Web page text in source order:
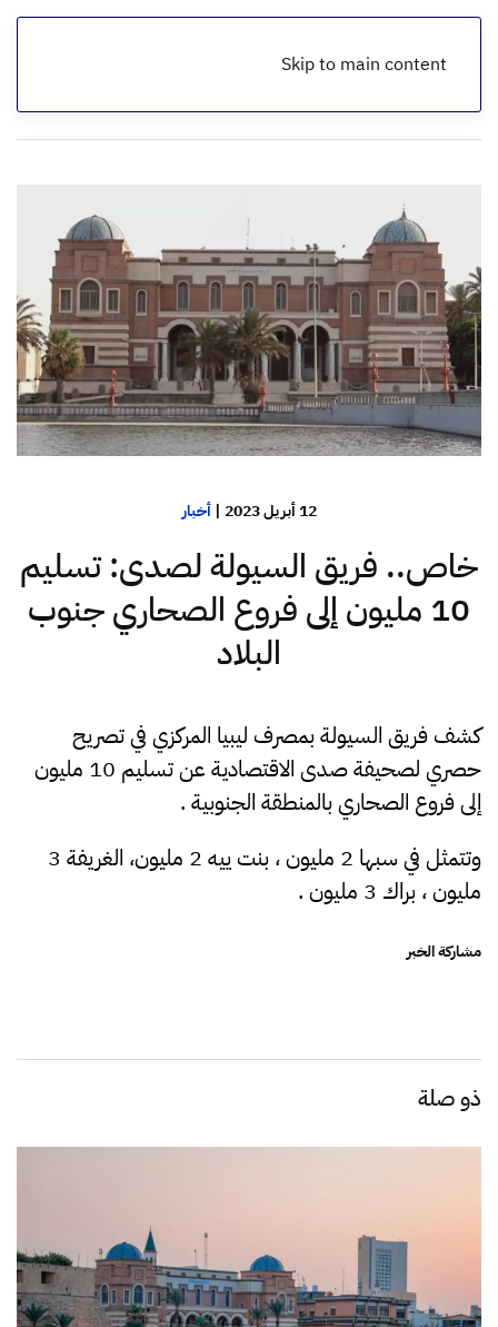
Skip to main content
الرئيسية
12 أبريل 2023 |أخبار
خاص.. فريق السيولة لصدى: تسليم
10 مليون إلى فروع الصحاري جنوب
البلاد
كشف فريق السيولة بمصرف ليبيا المركزي في تصريح
حصري لصحيفة صدى الاقتصادية عن تسليم 10 مليون
إلى فروع الصحاري بالمنطقة الجنوبية .
وتتمثل في سبها 2 مليون ، بنت ييه 2 مليون، الغريفة 3
مليون ، براك 3 مليون .
مشاركة الخبر
ذو صلة